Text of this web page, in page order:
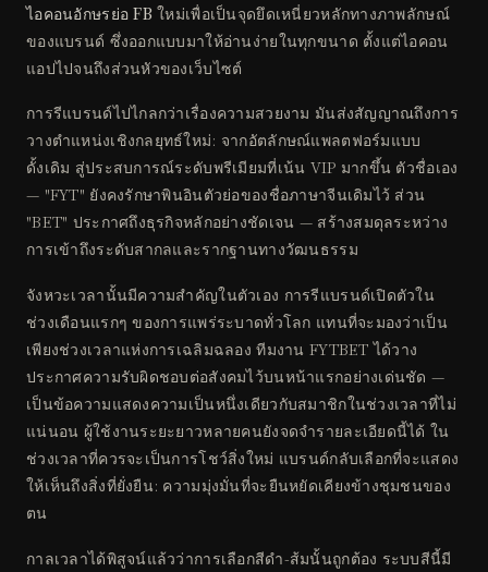
ไอคอนอักษรย่อ FB ใหม่เพื่อเป็นจุดยึดเหนี่ยวหลักทางภาพลักษณ์
ของแบรนด์ ซึ่งออกแบบมาให้อ่านง่ายในทุกขนาด ตั้งแต่ไอคอน
แอปไปจนถึงส่วนหัวของเว็บไซต์
การรีแบรนด์ไปไกลกว่าเรื่องความสวยงาม มันส่งสัญญาณถึงการ
วางตำแหน่งเชิงกลยุทธ์ใหม่: จากอัตลักษณ์แพลตฟอร์มแบบ
ดั้งเดิม สู่ประสบการณ์ระดับพรีเมียมที่เน้น VIP มากขึ้น ตัวชื่อเอง
— "FYT" ยังคงรักษาพินอินตัวย่อของชื่อภาษาจีนเดิมไว้ ส่วน
"BET" ประกาศถึงธุรกิจหลักอย่างชัดเจน — สร้างสมดุลระหว่าง
การเข้าถึงระดับสากลและรากฐานทางวัฒนธรรม
จังหวะเวลานั้นมีความสำคัญในตัวเอง การรีแบรนด์เปิดตัวใน
ช่วงเดือนแรกๆ ของการแพร่ระบาดทั่วโลก แทนที่จะมองว่าเป็น
เพียงช่วงเวลาแห่งการเฉลิมฉลอง ทีมงาน FYTBET ได้วาง
ประกาศความรับผิดชอบต่อสังคมไว้บนหน้าแรกอย่างเด่นชัด —
เป็นข้อความแสดงความเป็นหนึ่งเดียวกับสมาชิกในช่วงเวลาที่ไม่
แน่นอน ผู้ใช้งานระยะยาวหลายคนยังจดจำรายละเอียดนี้ได้ ใน
ช่วงเวลาที่ควรจะเป็นการโชว์สิ่งใหม่ แบรนด์กลับเลือกที่จะแสดง
ให้เห็นถึงสิ่งที่ยั่งยืน: ความมุ่งมั่นที่จะยืนหยัดเคียงข้างชุมชนของ
ตน
กาลเวลาได้พิสูจน์แล้วว่าการเลือกสีดำ-ส้มนั้นถูกต้อง ระบบสีนี้มี